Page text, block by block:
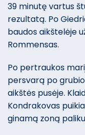
39 minutę vartus
rezultatą. Po
baudos aikštelėje
Rommensas.
Po pertraukos
persvarą po
aikštės pusėje.
Kondrakovas
ginamą zoną